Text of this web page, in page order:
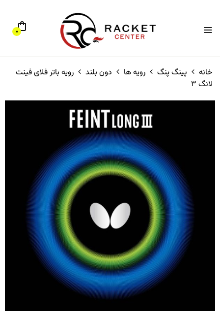
0
خانه پینگ پنگ رویه ها دون بلند
رویه باتر فلای فینت
لانگ 3